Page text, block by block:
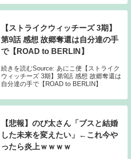
ゃん速【悲報】ライトノベル業界、知らぬ
間に完全終...
【ストライクウィッチーズ 3期】
第9話 感想 故郷奪還は自分達の手
で【ROAD to BERLIN】
続きを読むSource: あにこ便【ストライク
ウィッチーズ 3期】第9話 感想 故郷奪還は
自分達の手で【ROAD to BERLIN】
【悲報】のび太さん「ブスと結婚
した未来を変えたい」←これ今や
ったら炎上ｗｗｗｗ